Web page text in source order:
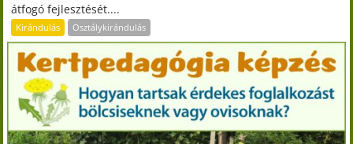
átfogó fejlesztését....
Kirándulás Osztálykirándulás